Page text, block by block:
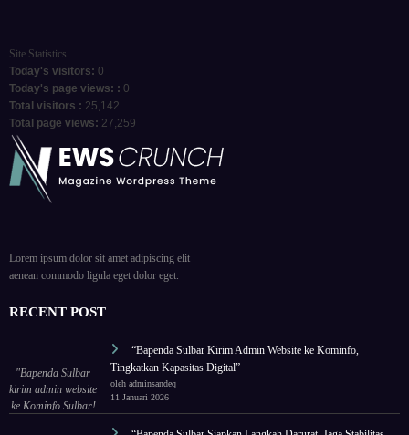
Site Statistics
Today's visitors: 0
Today's page views: : 0
Total visitors : 25,142
Total page views: 27,259
Lorem ipsum dolor sit amet adipiscing elit
aenean commodo ligula eget dolor eget.
RECENT POST
"Bapenda Sulbar
kirim admin website
ke Kominfo Sulbar!
“Bapenda Sulbar Kirim Admin Website ke Kominfo,
Tingkatkan Kapasitas Digital”
oleh adminsandeq
11 Januari 2026